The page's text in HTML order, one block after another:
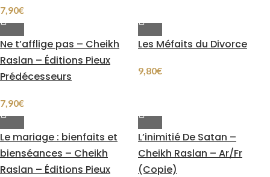
7,90€
Ne t’afflige pas – Cheikh
Raslan – Éditions Pieux
Prédécesseurs
7,90€
Les Méfaits du Divorce
9,80€
Le mariage : bienfaits et
bienséances – Cheikh
Raslan – Éditions Pieux
L’inimitié De Satan –
Cheikh Raslan – Ar/Fr
(Copie)